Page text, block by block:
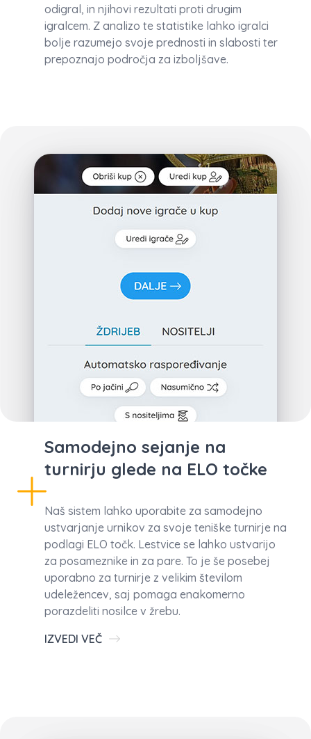
odigral, in njihovi rezultati proti drugim
igralcem. Z analizo te statistike lahko igralci
bolje razumejo svoje prednosti in slabosti ter
prepoznajo področja za izboljšave.
Samodejno sejanje na
turnirju glede na ELO točke
Naš sistem lahko uporabite za samodejno
ustvarjanje urnikov za svoje teniške turnirje na
podlagi ELO točk. Lestvice se lahko ustvarijo
za posameznike in za pare. To je še posebej
uporabno za turnirje z velikim številom
udeležencev, saj pomaga enakomerno
porazdeliti nosilce v žrebu.
IZVEDI VEČ